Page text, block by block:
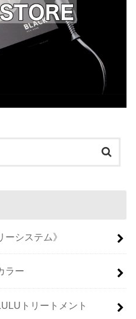
システム》
ラー
トリートメント